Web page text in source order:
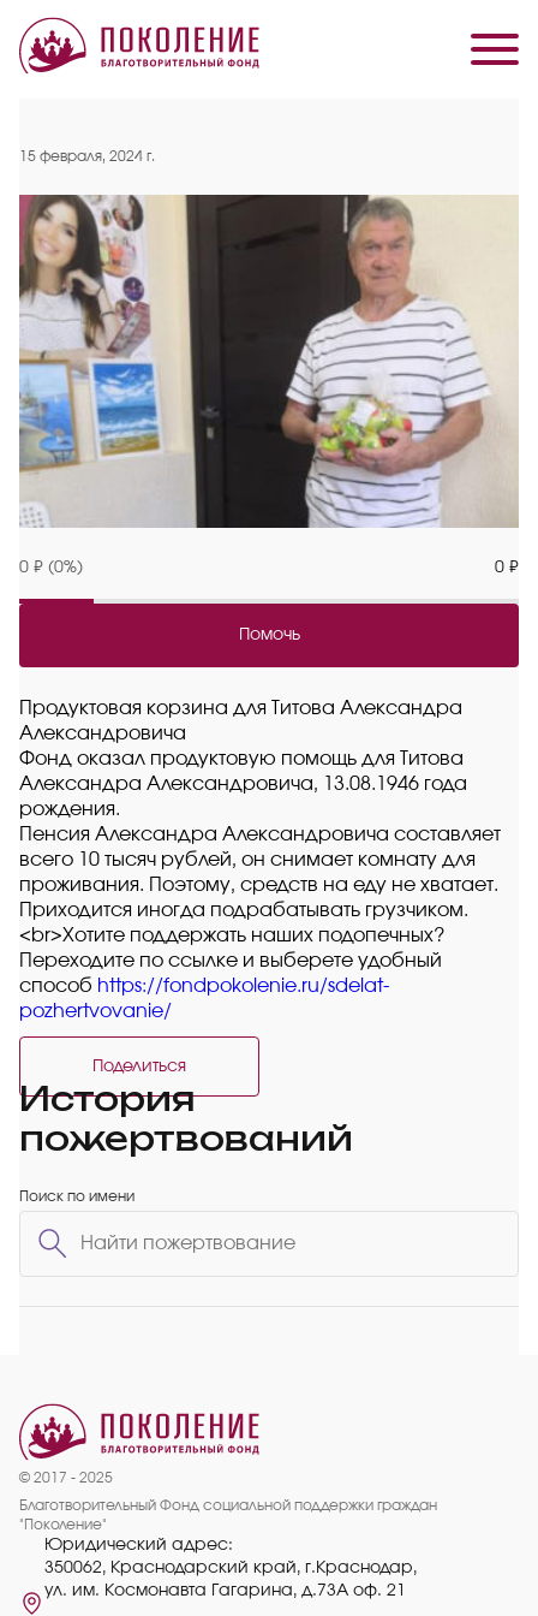
15 февраля, 2024 г.
0 ₽ (0%) 0 ₽
Помочь
Продуктовая корзина для Титова Александра
Александровича
Фонд оказал продуктовую помощь для Титова
Александра Александровича, 13.08.1946 года
рождения.
Пенсия Александра Александровича составляет
всего 10 тысяч рублей, он снимает комнату для
проживания. Поэтому, средств на еду не хватает.
Приходится иногда подрабатывать грузчиком.
<br>Хотите поддержать наших подопечных?
Переходите по ссылке и выберете удобный
способ https://fondpokolenie.ru/sdelat-
pozhertvovanie/
Поделиться
История
пожертвований
Поиск по имени
© 2017 - 2025
Благотворительный Фонд социальной поддержки граждан
"Поколение"
Юридический адрес:
350062, Краснодарский край, г.Краснодар,
ул. им. Космонавта Гагарина, д.73А оф. 21